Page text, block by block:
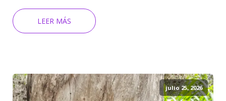
LEER MÁS
julio 25, 2026